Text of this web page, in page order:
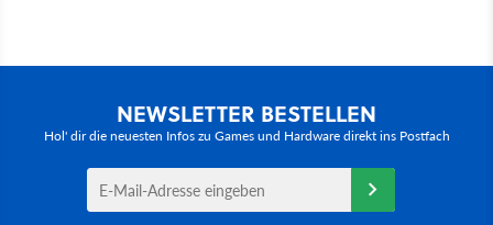
NEWSLETTER BESTELLEN
Hol' dir die neuesten Infos zu Games und Hardware direkt ins Postfach